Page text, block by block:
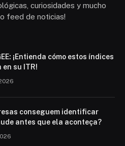
curiosidades y mucho
feed de noticias!
¡Entienda cómo estos índices
su ITR!
conseguem identificar
antes que ela aconteça?